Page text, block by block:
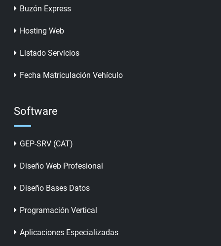
Buzón Express
Hosting Web
Listado Servicios
Fecha Matriculación Vehículo
Software
GEP-SRV (CAT)
Diseño Web Profesional
Diseño Bases Datos
Programación Vertical
Aplicaciones Especializadas